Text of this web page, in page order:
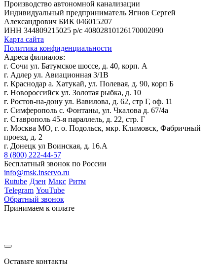
Производство автономной канализации
Индивидуальный предприниматель Ягнов Сергей
Александрович БИК 046015207
ИНН 344809215025 р/с 40802810126170002090
Карта сайта
Политика конфиденциальности
Адреса филиалов:
г. Сочи ул. Батумское шоссе, д. 40, корп. А
г. Адлер ул. Авиационная 3/1В
г. Краснодар а. Хатукай, ул. Полевая, д. 90, корп Б
г. Новороссийск ул. Золотая рыбка, д. 10
г. Ростов-на-дону ул. Вавилова, д. 62, стр Г, оф. 11
г. Симферополь с. Фонтаны, ул. Чкалова д. 67/4а
г. Ставрополь 45-я параллель, д. 22, стр. Г
г. Москва МО, г. о. Подольск, мкр. Климовск, Фабричный
проезд, д. 2
г. Донецк ул Воинская, д. 16.А
8 (800) 222-44-57
Бесплатный звонок по России
info@msk.inservo.ru
Rutube Дзен Макс Ритм
Telegram YouTube
Обратный звонок
Принимаем к оплате
Оставьте контакты